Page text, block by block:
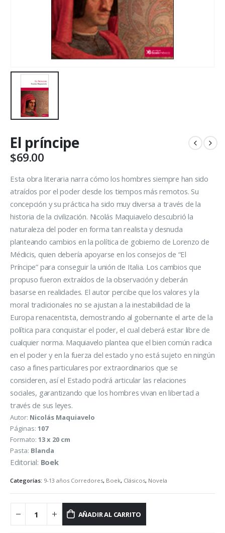
El príncipe
$69.00
Esta obra literaria narra cómo los hombres siempre han sido
atraídos por el poder desde los tiempos más remotos. Su
concepción y su práctica ha sido muy diversa a través de la
historia de la civilización. Nicolás Maquiavelo descubrió la
naturaleza del poder en forma tan realista y desnuda
planteando cambios en la política de gobierno de Lorenzo de
Médicis, quien debería apoyarse en los consejos de “El
Príncipe” para conseguir la unión de Italia. Los cambios que
propuso fueron extraídos de la observación y deberán
basarse en realidades. El autor percibe que los valores y la
moral tradicionales no se ajustan a la inestabilidad de la
Europa renacentista, demostrando al gobernante el arte de la
política para conquistar el poder, el cual deberá estar libre de
cualquier norma. Maquiavelo plantea que el bien común radica
en el poder y en la fuerza del estado y no está sujeto en ningún
caso a fines particulares por extraordinarios que se
consideren, así el Estado podrá articular las relaciones
sociales, garantizando que los hombres vivan en libertad a
través de sus leyes.
Autor: Nicolás Maquiavelo
Páginas: 107
Formato: 13 x 20 cm
Pasta: Blanda
Editorial: Boek
Categorías: 9-13 años Corredores, Boek, Clásicos, Novela
AÑADIR AL CARRITO